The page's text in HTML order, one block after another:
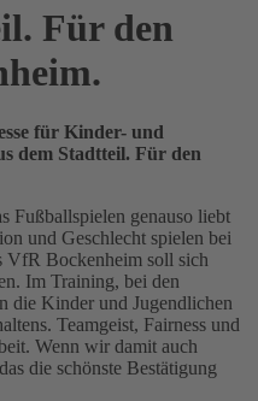
Für den
für Kinder- und
dem Stadtteil. Für den
Fußballspielen genauso liebt
und Geschlecht spielen bei
VfR Bockenheim soll sich
Im Training, bei den
die Kinder und Jugendlichen
Teamgeist, Fairness und
Wenn wir damit auch
die schönste Bestätigung